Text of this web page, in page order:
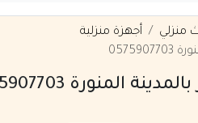
منزلي
أجهزة منزلية
0575907703